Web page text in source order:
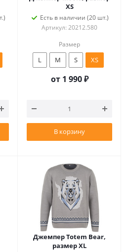
XS
Есть в наличии (20 шт.)
Артикул: 20212.580
Размер
L M S XS
от 1 990 ₽
В корзину
Джемпер Totem Bear,
размер XL